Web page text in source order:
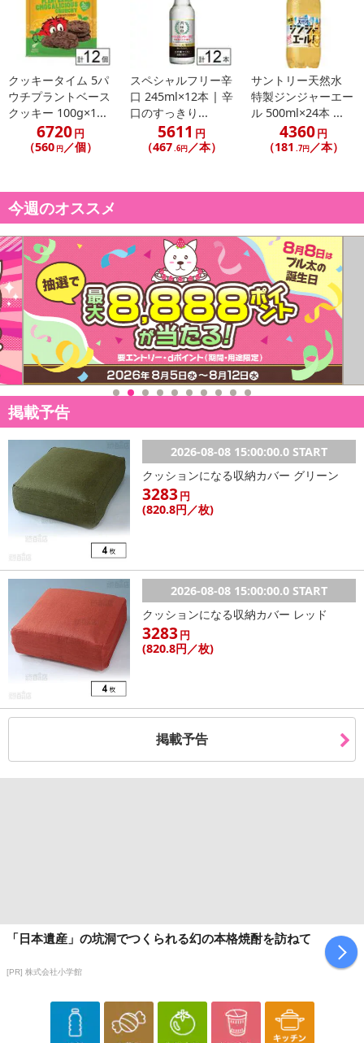
クッキータイム 5パ
ウチプラントベース
クッキー 100g×1...
6720円
（560 円／個）
スペシャルフリー辛
口 245ml×12本 | 辛
口のすっきり...
5611 円
（467.6円／本）
サントリー天然水
特製ジンジャーエー
ル 500ml×24本 ...
4360円
（181 .7円／本）
今週のオススメ
掲載予告
2026-08-08 15:00:00.0 START
クッションになる収納カバー グリーン
3283円
(820.8円 ／枚)
2026-08-08 15:00:00.0 START
クッションになる収納カバー レッド
3283円
(820.8円 ／枚)
掲載予告
「日本遺産」の坑洞でつくられる幻の本格焼酎を訪ねて
[PR] 株式会社小学館